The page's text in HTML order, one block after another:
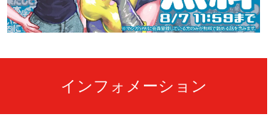
インフォメーション